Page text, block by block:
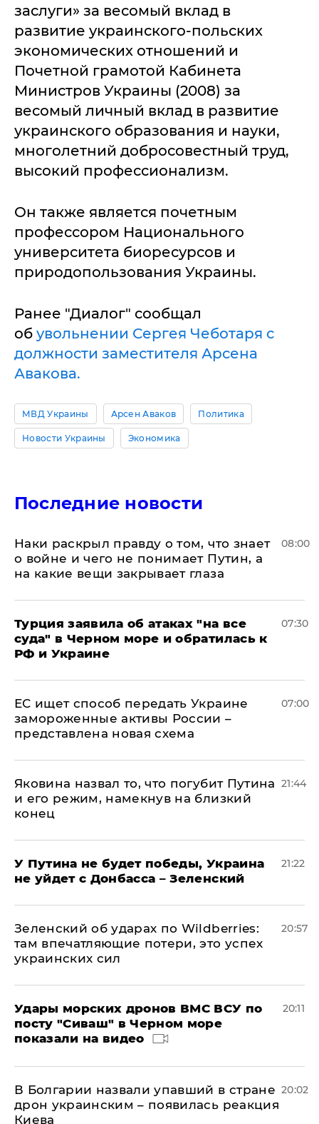
заслуги» за весомый вклад в
развитие украинского-польских
экономических отношений и
Почетной грамотой Кабинета
Министров Украины (2008) за
весомый личный вклад в развитие
украинского образования и науки,
многолетний добросовестный труд,
высокий профессионализм.
Он также является почетным
профессором Национального
университета биоресурсов и
природопользования Украины.
Ранее "Диалог" сообщал
об увольнении Сергея Чеботаря с
должности заместителя Арсена
Авакова.
МВД Украины Арсен Аваков Политика
Новости Украины Экономика
Последние новости
Наки раскрыл правду о том, что знает
о войне и чего не понимает Путин, а
на какие вещи закрывает глаза
08:00
Турция заявила об атаках "на все
суда" в Черном море и обратилась к
РФ и Украине
07:30
ЕС ищет способ передать Украине
замороженные активы России –
представлена новая схема
07:00
Яковина назвал то, что погубит Путина
и его режим, намекнув на близкий
конец
21:44
У Путина не будет победы, Украина
не уйдет с Донбасса – Зеленский
21:22
Зеленский об ударах по Wildberries:
там впечатляющие потери, это успех
украинских сил
20:57
Удары морских дронов ВМС ВСУ по
посту "Сиваш" в Черном море
показали на видео
20:11
В Болгарии назвали упавший в стране
дрон украинским – появилась реакция
Киева
20:02